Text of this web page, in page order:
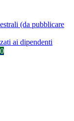
(da pubblicare
ai dipendenti